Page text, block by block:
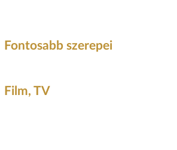
Fontosabb szerepei
Film, TV